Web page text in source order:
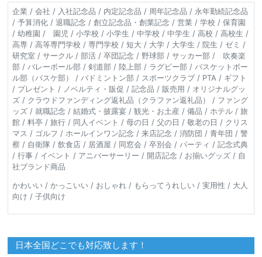
企業 / 会社 / 入社記念品 / 内定記念品 / 周年記念品 / 永年勤続記念品
/ 予算消化 / 退職記念 / 創立記念品・創業記念 / 営業 / 学校 / 保育園
/ 幼稚園 / 園児 / 小学校 / 小学生 / 中学校 / 中学生 / 高校 / 高校生 /
高専 / 高等専門学校 / 専門学校 / 短大 / 大学 / 大学生 / 院生 / ゼミ /
研究室 / サークル / 部活 / 卒団記念 / 野球部 / サッカー部 / 吹奏楽
部 / バレーボール部 / 剣道部 / 陸上部 / ラグビー部 / バスケットボー
ル部（バスケ部） / バドミントン部 / スポーツクラブ / PTA / ギフト
/ プレゼント / ノベルティ・販促 / 記念品 / 販売用 / オリジナルグッ
ズ / クラウドファンディング返礼品（クラファン返礼品） / ファング
ッズ / 就職記念 / 結婚式・披露宴 / 観光・お土産 / 備品 / ホテル / 旅
館 / 料亭 / 旅行 / 同人イベント / 母の日 / 父の日 / 敬老の日 / クリス
マス / ゴルフ / ホールインワン記念 / 来店記念 / 消防団 / 青年団 / 警
察 / 自衛隊 / 飲食店 / 居酒屋 / 同窓会 / 卒別会 / パーティ / 記念式典
/ 行事 / イベント / アニバーサーリー / 開店記念 / お揃いグッズ / 自
社ブランド商品
かわいい / かっこいい / おしゃれ / もらってうれしい / 実用性 / 大人
向け / 子供向け
日本全国どこでも対応致します！